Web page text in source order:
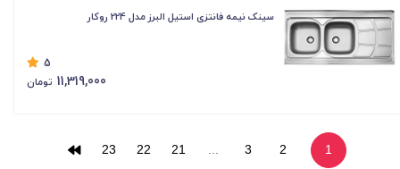
سینک نیمه فانتزی استیل البرز مدل 224 روکار
5
11,319,000 تومان
1
2
3
...
21
22
23